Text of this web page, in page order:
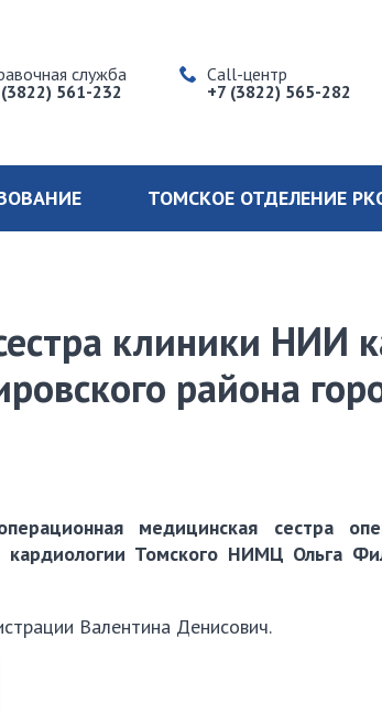
служба
561-232
Call-центр
+7 (3822) 565-282
ТОМСКОЕ ОТДЕЛЕНИЕ
клиники НИИ
района
медицинская сестра
Томского НИМЦ Ольга
Валентина Денисович.